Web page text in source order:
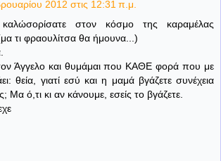
2012 στις 12:31 π.μ.
στον κόσμο της καραμέλας
τι φραουλίτσα θα ήμουνα...)
Άγγελο και θυμάμαι που ΚΑΘΕ φορά που με
θεία, γιατί εσύ και η μαμά βγάζετε συνέχεια
Μα ό,τι κι αν κάνουμε, εσείς το βγάζετε.